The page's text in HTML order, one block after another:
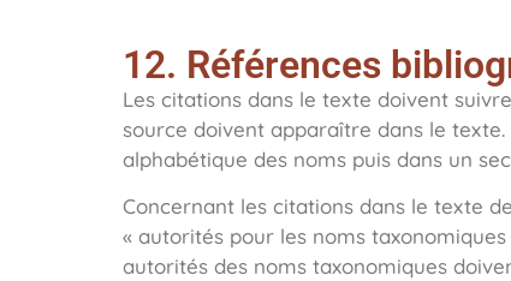
12. Références
Les citations dans le texte doivent
source doivent apparaître dans le
alphabétique des noms puis dans un
Concernant les citations dans le texte
« autorités pour les noms
autorités des noms taxonomiques